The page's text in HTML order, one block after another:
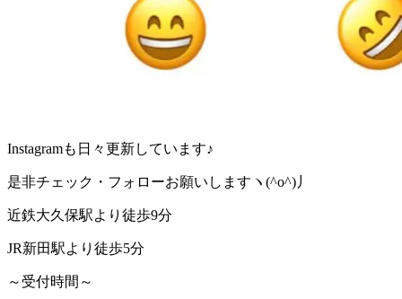
Instagramも日々更新しています♪
是非チェック・フォローお願いしますヽ(^o^)丿
近鉄大久保駅より徒歩9分
JR新田駅より徒歩5分
～受付時間～